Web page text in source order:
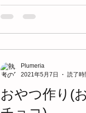
おやつ作り(
Plumeria
2021年5月7日
読了時